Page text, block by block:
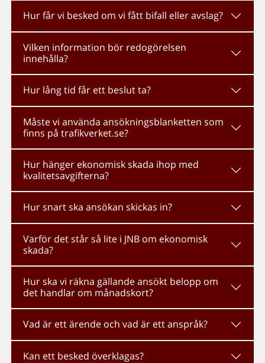
Hur får vi besked om vi fått bifall eller avslag?
Vilken information bör redogörelsen
innehålla?
Hur lång tid får ett beslut ta?
Måste vi använda ansökningsblanketten som
finns på trafikverket.se?
Hur hänger ekonomisk skada ihop med
kvalitetsavgifterna?
Hur snart ska ansökan skickas in?
Varför det står så lite i JNB om ekonomisk
skada?
Hur ska vi räkna gällande ansökt belopp om
det handlar om månadskort?
Vad är ett ärende och vad är ett anspråk?
Kan ett besked överklagas?